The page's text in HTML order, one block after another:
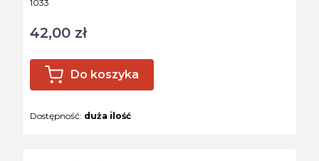
1033
Cena
42,00 zł
Do koszyka
Dostępność: duża ilość